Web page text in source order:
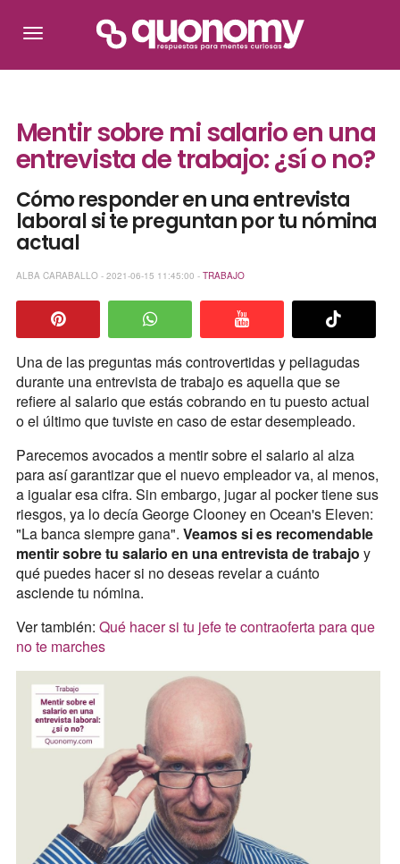
Mentir sobre mi salario en una
entrevista de trabajo: ¿sí o no?
Cómo responder en una entrevista
laboral si te preguntan por tu nómina
actual
ALBA CARABALLO - 2021-06-15 11:45:00 - TRABAJO
Una de las preguntas más controvertidas y peliagudas
durante una entrevista de trabajo es aquella que se
refiere al salario que estás cobrando en tu puesto actual
o el último que tuviste en caso de estar desempleado.
Parecemos avocados a mentir sobre el salario al alza
para así garantizar que el nuevo empleador va, al menos,
a igualar esa cifra. Sin embargo, jugar al pocker tiene sus
riesgos, ya lo decía George Clooney en Ocean's Eleven:
"La banca siempre gana". Veamos si es recomendable
mentir sobre tu salario en una entrevista de trabajo y
qué puedes hacer si no deseas revelar a cuánto
asciende tu nómina.
Ver también: Qué hacer si tu jefe te contraoferta para que
no te marches